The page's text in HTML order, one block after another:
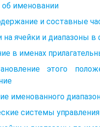
именовании
и составные
на ячейки и диапазоны в
в именах
этого
именованного
системы управления